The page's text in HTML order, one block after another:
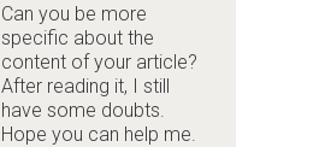
Can you be more
specific about the
content of your article?
After reading it, I still
have some doubts.
Hope you can help me.